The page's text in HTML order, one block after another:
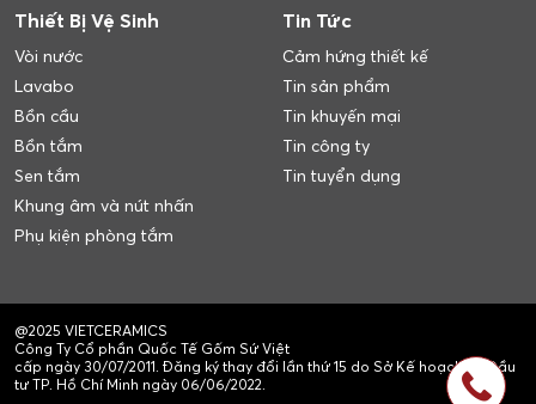
Thiết Bị Vệ Sinh
Vòi nước
Lavabo
Bồn cầu
Bồn tắm
Sen tắm
Khung âm và nút nhấn
Phụ kiện phòng tắm
Tin Tức
Cảm hứng thiết kế
Tin sản phẩm
Tin khuyến mại
Tin công ty
Tin tuyển dụng
@2025 VIETCERAMICS
Công Ty Cổ phần Quốc Tế Gốm Sứ Việt
cấp ngày 30/07/2011. Đăng ký thay đổi lần thứ 15 do Sở Kế hoạch và Đầu
tư TP. Hồ Chí Minh ngày 06/06/2022.